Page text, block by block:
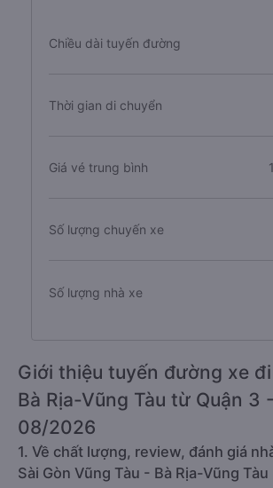
Chiều dài tuyến đường
Thời gian di chuyển
Giá vé trung bình
Số lượng chuyến xe
Số lượng nhà xe
Giới thiệu tuyến đường xe
Bà Rịa-Vũng Tàu từ Quận 3
08/2026
1. Về chất lượng, review, đánh giá
Sài Gòn Vũng Tàu - Bà Rịa-Vũng Tàu